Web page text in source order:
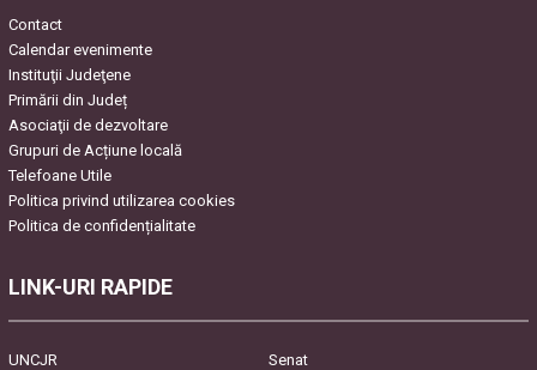
Contact
Calendar evenimente
Instituţii Judeţene
Primării din Județ
Asociaţii de dezvoltare
Grupuri de Acțiune locală
Telefoane Utile
Politica privind utilizarea cookies
Politica de confidențialitate
LINK-URI RAPIDE
UNCJR
Senat